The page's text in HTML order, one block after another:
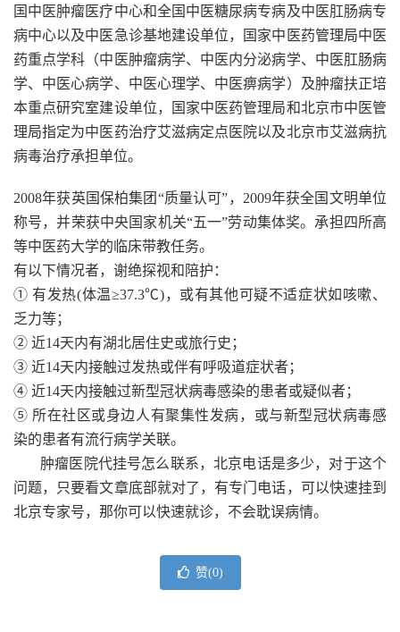
国中医肿瘤医疗中心和全国中医糖尿病专病及中医肛肠病专
病中心以及中医急诊基地建设单位，国家中医药管理局中医
药重点学科（中医肿瘤病学、中医内分泌病学、中医肛肠病
学、中医心病学、中医心理学、中医痹病学）及肿瘤扶正培
本重点研究室建设单位，国家中医药管理局和北京市中医管
理局指定为中医药治疗艾滋病定点医院以及北京市艾滋病抗
病毒治疗承担单位。
2008年获英国保柏集团“质量认可”，2009年获全国文明单位
称号，并荣获中央国家机关“五一”劳动集体奖。承担四所高
等中医药大学的临床带教任务。
有以下情况者，谢绝探视和陪护：
① 有发热(体温≥37.3℃)，或有其他可疑不适症状如咳嗽、
乏力等；
② 近14天内有湖北居住史或旅行史；
③ 近14天内接触过发热或伴有呼吸道症状者；
④ 近14天内接触过新型冠状病毒感染的患者或疑似者；
⑤ 所在社区或身边人有聚集性发病，或与新型冠状病毒感
染的患者有流行病学关联。
肿瘤医院代挂号怎么联系，北京电话是多少，对于这个
问题，只要看文章底部就对了，有专门电话，可以快速挂到
北京专家号，那你可以快速就诊，不会耽误病情。
赞(0)